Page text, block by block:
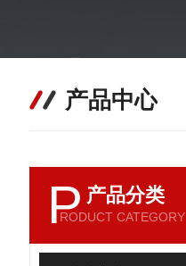
产品中心
P 产品分类
RODUCT CATEGORY